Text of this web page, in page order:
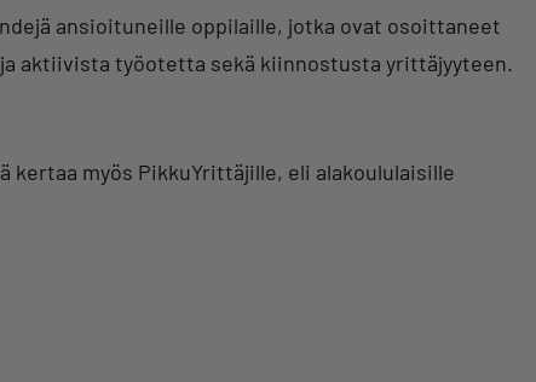
ansioituneille oppilaille, jotka ovat osoittaneet
aktiivista työotetta sekä kiinnostusta yrittäjyyteen.
kertaa myös PikkuYrittäjille, eli alakoululaisille